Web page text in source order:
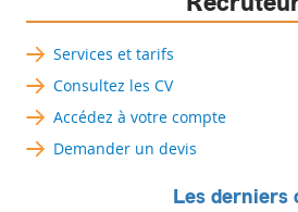
Services et tarifs
Consultez les CV
Accédez à votre compte
Demander un devis
Les derniers